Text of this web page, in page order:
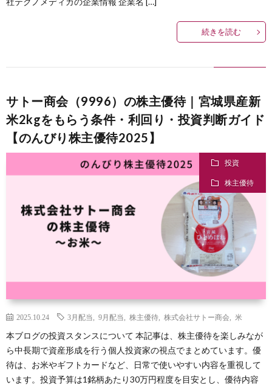
続きを読む
サトー商会（9996）の株主優待｜宮城県産新
米2kgをもらう条件・利回り・投資判断ガイド
【のんびり株主優待2025】
投資
株主優待
2025.10.24 3月配当 9月配当 株主優待 株式会社サトー商会 米
本ブログの投資スタンスについて 本記事は、株主優待を楽しみなが
ら中長期で資産形成を行う個人投資家の視点でまとめています。優
待は、お米やギフトカードなど、日常で使いやすい内容を重視して
います。投資予算は1銘柄あたり30万円程度を目安とし、優待内容